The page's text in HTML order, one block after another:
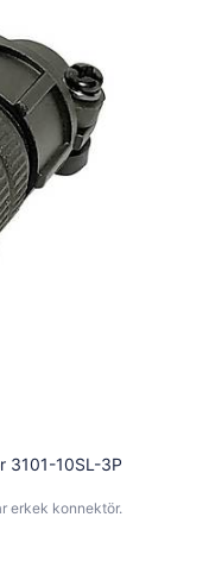
3101-10SL-3P
erkek konnektör.